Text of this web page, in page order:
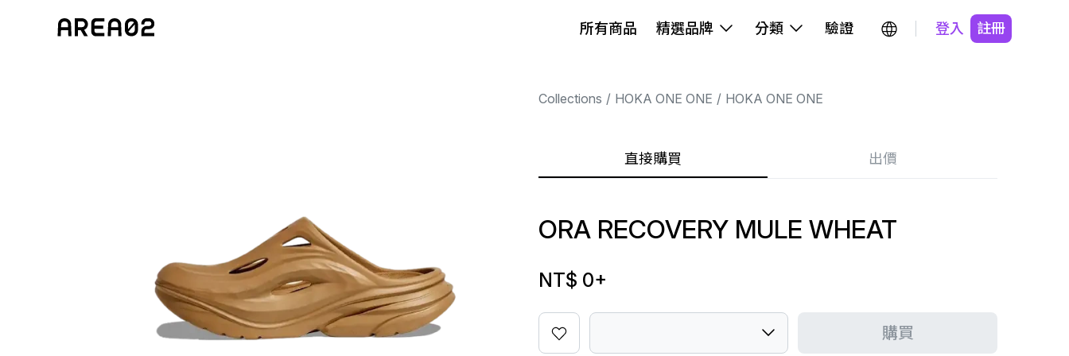
所有商品 精選品牌 分類 驗證 登入 註冊
Collections HOKA ONE ONE HOKA ONE ONE
直接購買 出價
ORA RECOVERY MULE WHEAT
NT$ 0+
購買